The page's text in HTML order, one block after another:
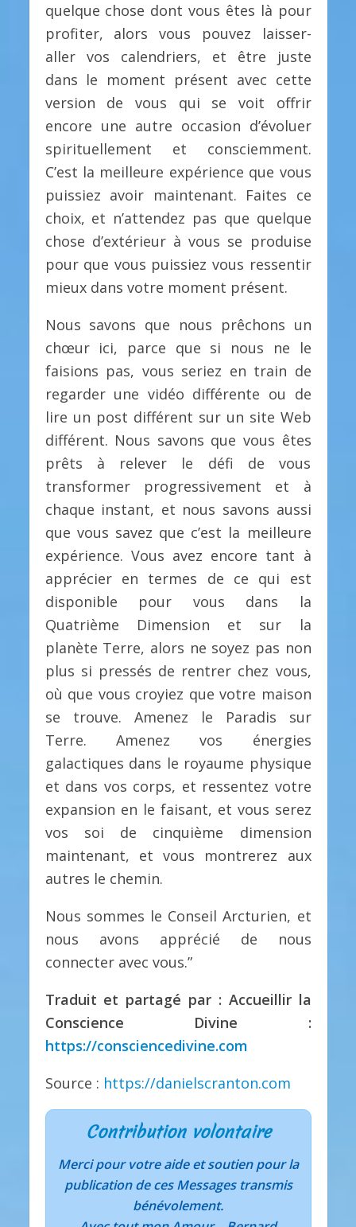
quelque chose dont vous êtes là pour
profiter, alors vous pouvez laisser-
aller vos calendriers, et être juste
dans le moment présent avec cette
version de vous qui se voit offrir
encore une autre occasion d’évoluer
spirituellement et consciemment.
C’est la meilleure expérience que vous
puissiez avoir maintenant. Faites ce
choix, et n’attendez pas que quelque
chose d’extérieur à vous se produise
pour que vous puissiez vous ressentir
mieux dans votre moment présent.
Nous savons que nous prêchons un
chœur ici, parce que si nous ne le
faisions pas, vous seriez en train de
regarder une vidéo différente ou de
lire un post différent sur un site Web
différent. Nous savons que vous êtes
prêts à relever le défi de vous
transformer progressivement et à
chaque instant, et nous savons aussi
que vous savez que c’est la meilleure
expérience. Vous avez encore tant à
apprécier en termes de ce qui est
disponible pour vous dans la
Quatrième Dimension et sur la
planète Terre, alors ne soyez pas non
plus si pressés de rentrer chez vous,
où que vous croyiez que votre maison
se trouve. Amenez le Paradis sur
Terre. Amenez vos énergies
galactiques dans le royaume physique
et dans vos corps, et ressentez votre
expansion en le faisant, et vous serez
vos soi de cinquième dimension
maintenant, et vous montrerez aux
autres le chemin.
Nous sommes le Conseil Arcturien, et
nous avons apprécié de nous
connecter avec vous.”
Traduit et partagé par : Accueillir la
Conscience Divine :
https://consciencedivine.com
Source : https://danielscranton.com
Contribution volontaire
Merci pour votre aide et soutien pour la
publication de ces Messages transmis
bénévolement.